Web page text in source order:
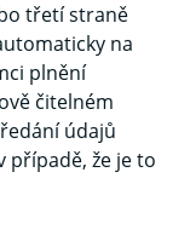
třetí straně
na
plnění
čitelném
údajů
případě, že je to